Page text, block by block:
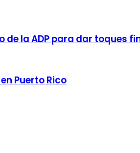
la ADP para dar toques
Puerto Rico